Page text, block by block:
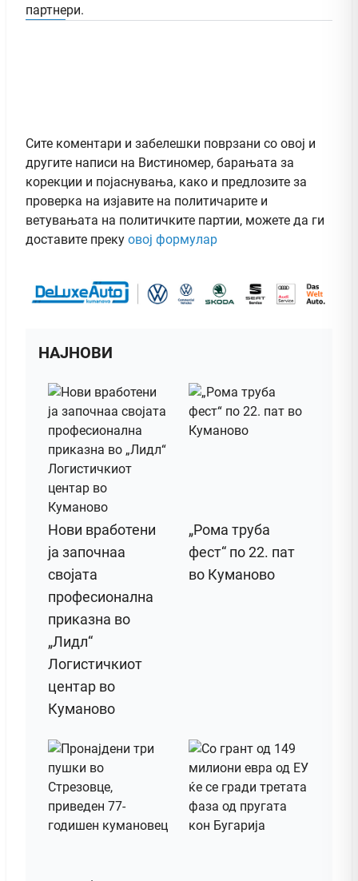
партнери.
Сите коментари и забелешки поврзани со овој и
другите написи на Вистиномер, барањата за
корекции и појаснувања, како и предлозите за
проверка на изјавите на политичарите и
ветувањата на политичките партии, можете да ги
доставите преку овој формулар
НАЈНОВИ
Нови вработени
ја започнаа
својата
професионална
приказна во
„Лидл“
Логистичкиот
центар во
Куманово
„Рома труба
фест“ по 22. пат
во Куманово